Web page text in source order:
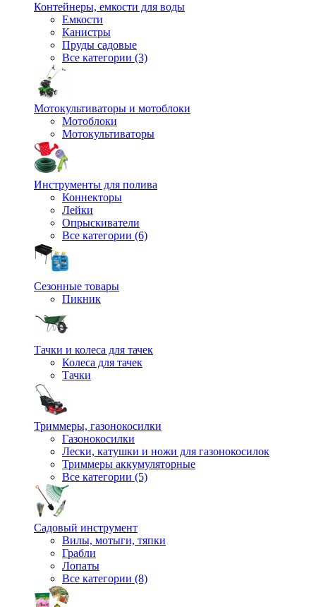
Контейнеры, емкости для воды
Емкости
Канистры
Пруды садовые
Все категории (3)
Мотокультиваторы и мотоблоки
Мотоблоки
Мотокультиваторы
Инструменты для полива
Коннекторы
Лейки
Опрыскиватели
Все категории (6)
Сезонные товары
Пикник
Тачки и колеса для тачек
Колеса для тачек
Тачки
Триммеры, газонокосилки
Газонокосилки
Лески, катушки и ножи для газонокосилок
Триммеры аккумуляторные
Все категории (5)
Садовый инструмент
Вилы, мотыги, тяпки
Грабли
Лопаты
Все категории (8)